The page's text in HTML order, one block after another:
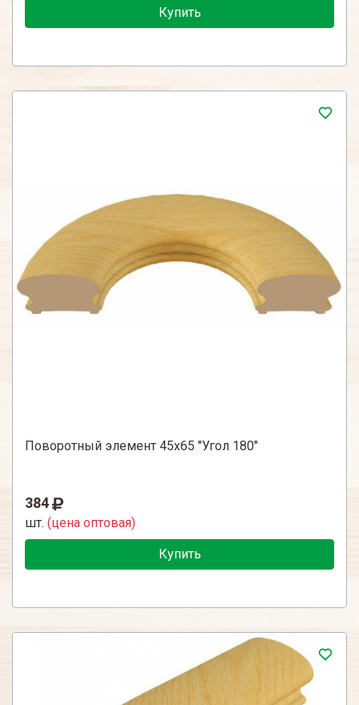
Купить
Поворотный элемент 45х65 "Угол 180"
384
шт. (цена оптовая)
Купить